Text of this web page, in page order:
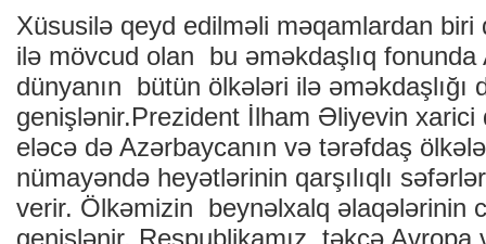
Xüsusilə qeyd edilməli məqamlardan
ilə mövcud olan bu əməkdaşlıq fonunda
dünyanın bütün ölkələri ilə əməkdaşlığı
genişlənir.Prezident İlham Əliyevin xarici
eləcə də Azərbaycanın və tərəfdaş
nümayəndə heyətlərinin qarşılıqlı
verir. Ölkəmizin beynəlxalq əlaqələrinin
genişlənir. Respublikamız təkcə Avropa